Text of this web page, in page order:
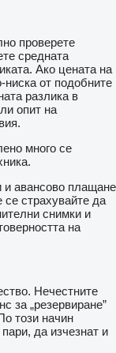
проверете
средната
Ако цената на
ниска от подобните
разлика в
опит на
много се
и авансово плащане
се страхувайте да
снимки и
на
Нечестните
за „резервиране”
този начин
да изчезнат и